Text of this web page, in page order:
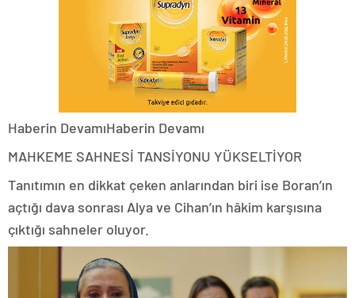
Haberin DevamıHaberin Devamı
MAHKEME SAHNESİ TANSİYONU YÜKSELTİYOR
Tanıtımın en dikkat çeken anlarından biri ise Boran’ın
açtığı dava sonrası Alya ve Cihan’ın hâkim karşısına
çıktığı sahneler oluyor.